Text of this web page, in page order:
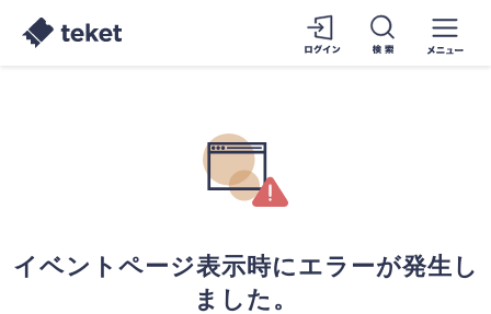
イベントページ表示時にエラーが発生し
ました。